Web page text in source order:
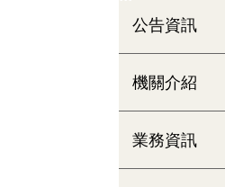
公告資訊
機關介紹
業務資訊